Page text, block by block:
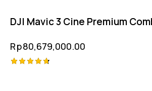
DJI Mavic 3 Cine Premium
Rp80,679,000.00